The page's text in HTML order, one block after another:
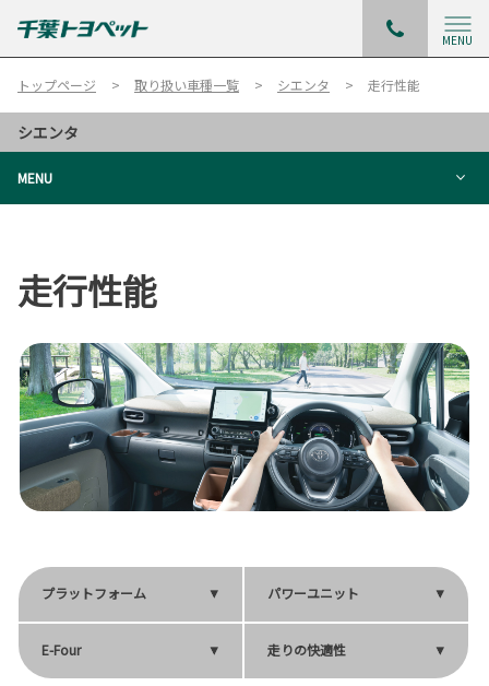
MENU
トップページ 取り扱い車種一覧 シエンタ 走行性能
シエンタ
MENU
走行性能
プラットフォーム パワーユニット
E-Four 走りの快適性